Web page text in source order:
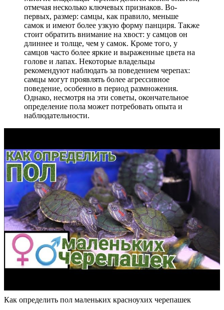
отмечая несколько ключевых признаков. Во-
первых, размер: самцы, как правило, меньше
самок и имеют более узкую форму панциря. Также
стоит обратить внимание на хвост: у самцов он
длиннее и толще, чем у самок. Кроме того, у
самцов часто более яркие и выраженные цвета на
голове и лапах. Некоторые владельцы
рекомендуют наблюдать за поведением черепах:
самцы могут проявлять более агрессивное
поведение, особенно в период размножения.
Однако, несмотря на эти советы, окончательное
определение пола может потребовать опыта и
наблюдательности.
Как определить пол маленьких красноухих черепашек